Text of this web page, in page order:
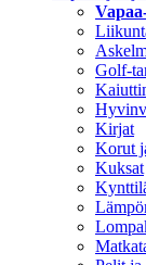
Golf-
Kirjat
Korut
Kuksat